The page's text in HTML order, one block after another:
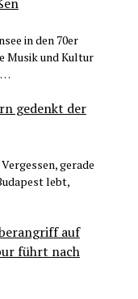
in den 70er
Musik und Kultur
gedenkt der
gerade
lebt,
auf
führt nach